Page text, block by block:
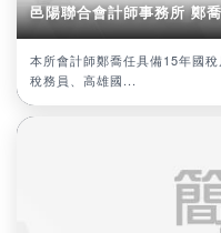
邑陽聯合會計師事務所 鄭
本所會計師鄭喬任具備15年國
稅務員、高雄國...